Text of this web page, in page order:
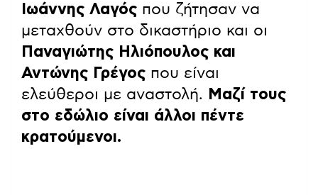
Ιωάννης Λαγός που ζήτησαν να
μεταχθούν στο δικαστήριο και οι
Παναγιώτης Ηλιόπουλος και
Αντώνης Γρέγος που είναι
ελεύθεροι με αναστολή.
Μαζί τους
στο εδώλιο είναι άλλοι πέντε
κρατούμενοι.